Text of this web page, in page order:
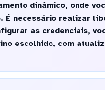
dinâmico, onde
É necessário realizar
as credenciais,
escolhido, com